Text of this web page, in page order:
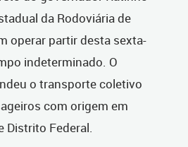
da Rodoviária de
operar partir desta sexta-
indeterminado. O
o transporte coletivo
com origem em
Distrito Federal.